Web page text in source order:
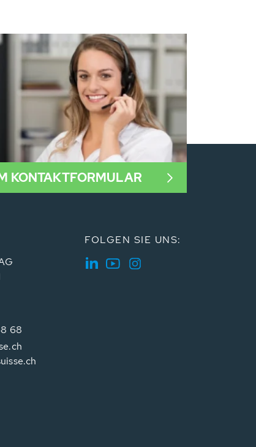
KONTAKTFORMULAR
68
FOLGEN SIE UNS: